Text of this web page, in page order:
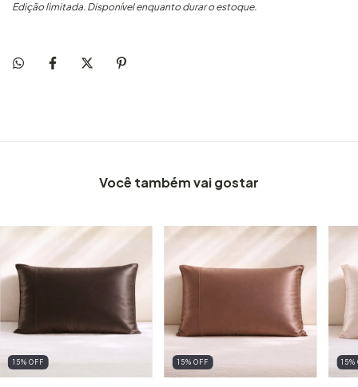
Edição limitada. Disponível enquanto durar o estoque.
Você também vai gostar
15% OFF 15% OFF 15%